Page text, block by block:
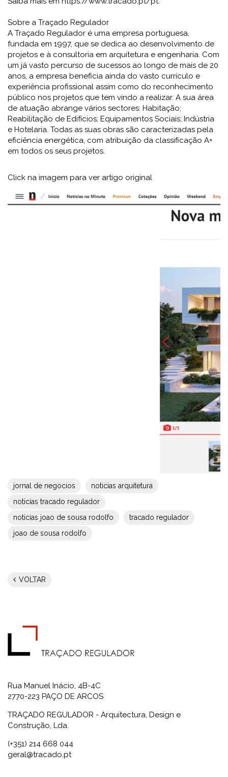
Sobre a Traçado Regulador
A Traçado Regulador é uma empresa portuguesa,
fundada em 1997, que se dedica ao desenvolvimento de
projetos e à consultoria em arquitetura e engenharia. Com
um já vasto percurso de sucessos ao longo de mais de 20
anos, a empresa beneficia ainda do vasto currículo e
experiência profissional assim como do reconhecimento
público nos projetos que tem vindo a realizar. A sua área
de atuação abrange vários sectores: Habitação;
Reabilitação de Edifícios; Equipamentos Sociais; Indústria
e Hotelaria. Todas as suas obras são caracterizadas pela
eficiência energética, com atribuição da classificação A+
em todos os seus projetos.
Click na imagem para ver artigo original
jornal de negocios
noticias arquitetura
noticias tracado regulador
noticias joao de sousa rodolfo
tracado regulador
joao de sousa rodolfo
VOLTAR
Rua Manuel Inácio, 4B-4C
2770-223 PAÇO DE ARCOS
TRAÇADO REGULADOR - Arquitectura, Design e
Construção, Lda.
(+351) 214 668 044
geral@tracado.pt